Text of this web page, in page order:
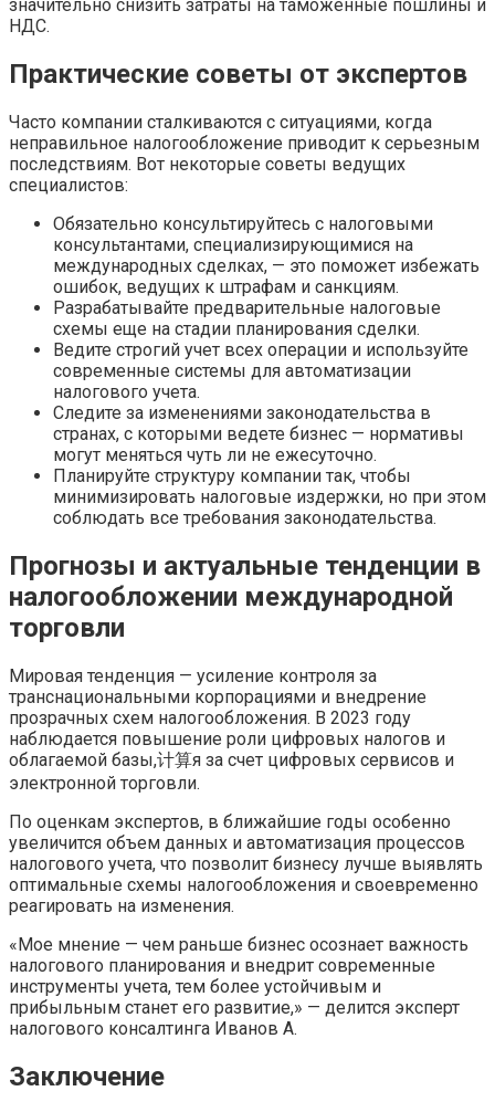
значительно снизить затраты на таможенные пошлины и
НДС.
Практические советы от экспертов
Часто компании сталкиваются с ситуациями, когда
неправильное налогообложение приводит к серьезным
последствиям. Вот некоторые советы ведущих
специалистов:
Обязательно консультируйтесь с налоговыми
консультантами, специализирующимися на
международных сделках, — это поможет избежать
ошибок, ведущих к штрафам и санкциям.
Разрабатывайте предварительные налоговые
схемы еще на стадии планирования сделки.
Ведите строгий учет всех операции и используйте
современные системы для автоматизации
налогового учета.
Следите за изменениями законодательства в
странах, с которыми ведете бизнес — нормативы
могут меняться чуть ли не ежесуточно.
Планируйте структуру компании так, чтобы
минимизировать налоговые издержки, но при этом
соблюдать все требования законодательства.
Прогнозы и актуальные тенденции в
налогообложении международной
торговли
Мировая тенденция — усиление контроля за
транснациональными корпорациями и внедрение
прозрачных схем налогообложения. В 2023 году
наблюдается повышение роли цифровых налогов и
облагаемой базы,计算я за счет цифровых сервисов и
электронной торговли.
По оценкам экспертов, в ближайшие годы особенно
увеличится объем данных и автоматизация процессов
налогового учета, что позволит бизнесу лучше выявлять
оптимальные схемы налогообложения и своевременно
реагировать на изменения.
«Мое мнение — чем раньше бизнес осознает важность
налогового планирования и внедрит современные
инструменты учета, тем более устойчивым и
прибыльным станет его развитие,» — делится эксперт
налогового консалтинга Иванов А.
Заключение